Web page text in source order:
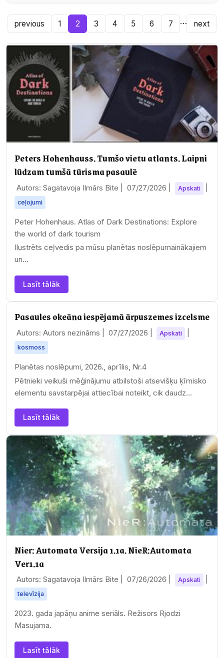
previous 1 2 3 4 5 6 7 … next
Peters Hohenhauss. Tumšo vietu atlants. Laipni
lūdzam tumšā tūrisma pasaulē
Autors: Sagatavoja Ilmārs Bite | 07/27/2026 Apskati
ceļojumi
Peter Hohenhaus. Atlas of Dark Destinations: Explore
the world of dark tourism
Ilustrēts ceļvedis pa mūsu planētas noslēpumainākajiem
un…
Lasīt tālāk
Pasaules okeāna iespējamā ārpuszemes izcelsme
Autors: Autors nezināms | 07/27/2026 Apskati
kosmoss
Planētas noslēpumi, 2026., aprīlis, Nr.4
Pētnieki veikuši mēģinājumu atbilstoši atsevišķu ķīmisko
elementu savstarpējai attiecībai noteikt, cik daudz…
Lasīt tālāk
Nier: Automata Versija 1.1a. NieR:Automata
Ver1.1a
Autors: Sagatavoja Ilmārs Bite | 07/26/2026 Apskati
televīzija
2023. gada japāņu anime seriāls. Režisors Rjodzi
Masujama.
Lasīt tālāk